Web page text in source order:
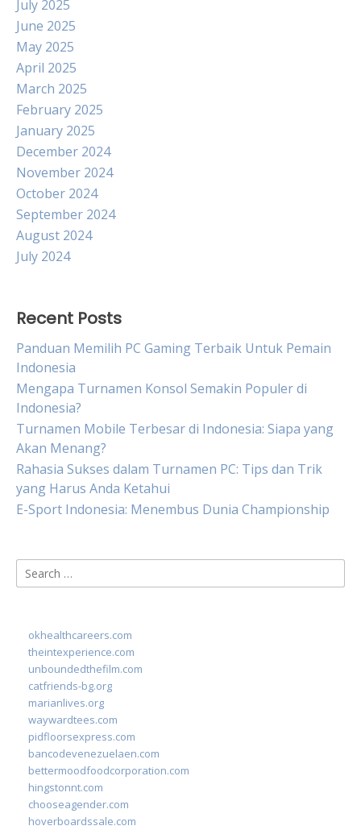
July 2025
June 2025
May 2025
April 2025
March 2025
February 2025
January 2025
December 2024
November 2024
October 2024
September 2024
August 2024
July 2024
Recent Posts
Panduan Memilih PC Gaming Terbaik Untuk Pemain
Indonesia
Mengapa Turnamen Konsol Semakin Populer di
Indonesia?
Turnamen Mobile Terbesar di Indonesia: Siapa yang
Akan Menang?
Rahasia Sukses dalam Turnamen PC: Tips dan Trik
yang Harus Anda Ketahui
E-Sport Indonesia: Menembus Dunia Championship
Search
for:
okhealthcareers.com
theintexperience.com
unboundedthefilm.com
catfriends-bg.org
marianlives.org
waywardtees.com
pidfloorsexpress.com
bancodevenezuelaen.com
bettermoodfoodcorporation.com
hingstonnt.com
chooseagender.com
hoverboardssale.com